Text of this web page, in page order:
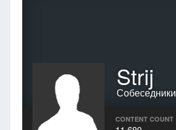
Strij
Собеседники
CONTENT COUNT